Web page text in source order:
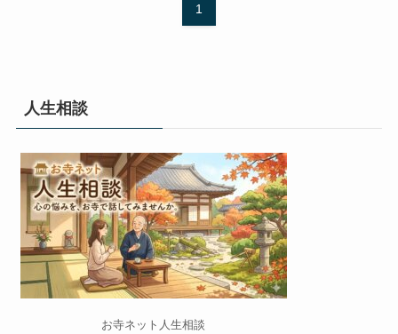
1
人生相談
お寺ネット人生相談